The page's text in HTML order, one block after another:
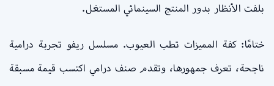
بلفت الأنظار بدور المنتج السينمائي المستغل.
ختامًا: كفة المميزات تطب العيوب. مسلسل ريفو تجربة درامية
ناجحة، تعرف جمهورها، وتقدم صنف درامي اكتسب قيمة مسبقة